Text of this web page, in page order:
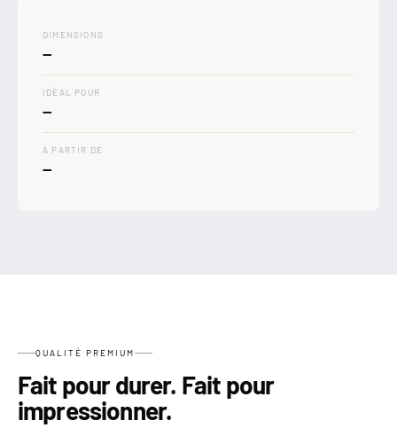
DIMENSIONS
—
IDÉAL POUR
—
À PARTIR DE
—
QUALITÉ PREMIUM
Fait pour durer. Fait pour
impressionner.